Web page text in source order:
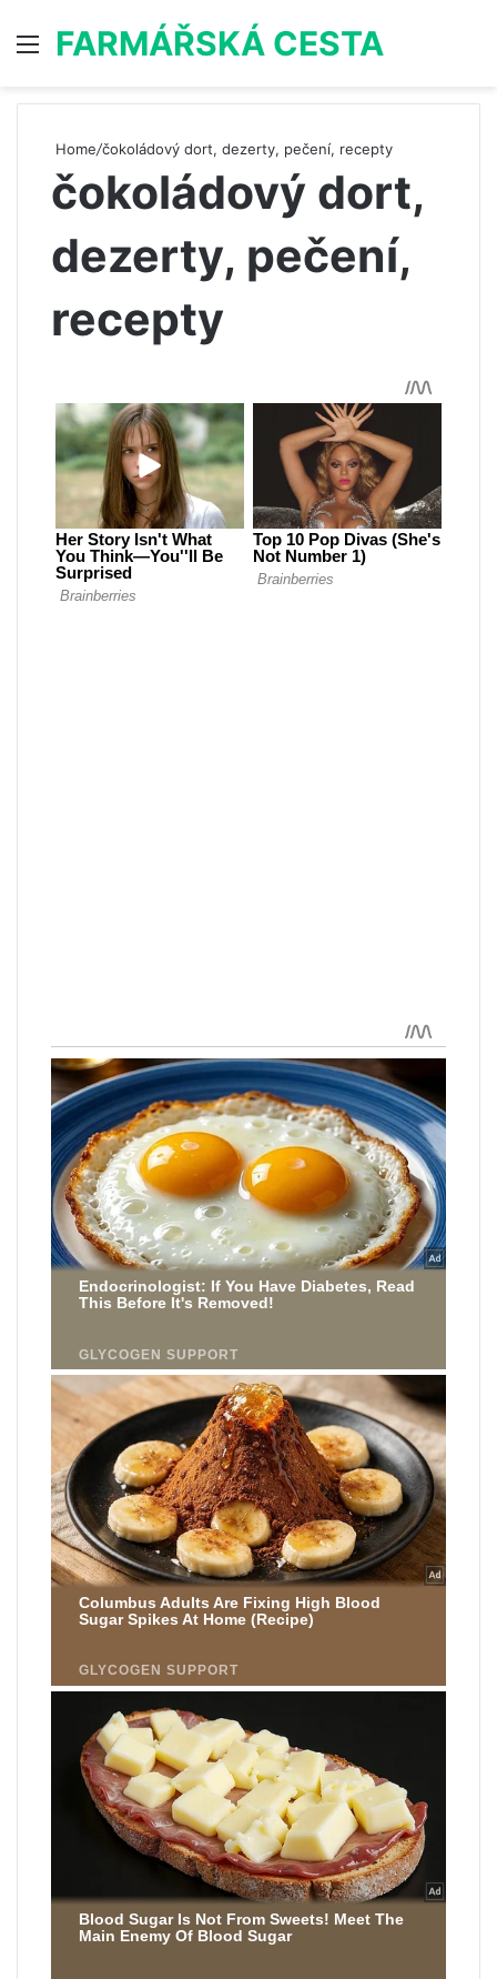
Menu
FARMÁŘSKÁ CESTA
Home/čokoládový dort, dezerty, pečení, recepty
čokoládový dort,
dezerty, pečení,
recepty